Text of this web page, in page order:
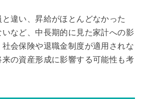
違い、昇給がほとんどなかった
いなど、中長期的に見た家計への影
会保険や退職金制度が適用されな
の資産形成に影響する可能性も考